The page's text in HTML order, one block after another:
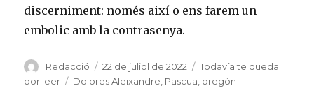
discerniment: només així o ens farem un
embolic amb la contrasenya.
Autor
Redacció
Publicat
el
22 de juliol de 2022 Categories
Todavía te queda
por leer
Etiquetes
Dolores Aleixandre Pascua pregón